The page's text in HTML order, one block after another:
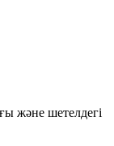
және шетелдегі